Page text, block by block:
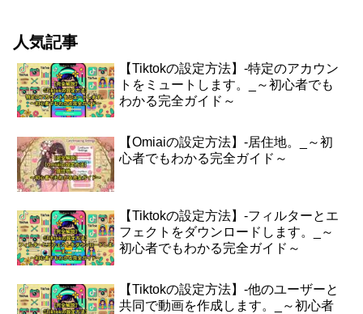
人気記事
【Tiktokの設定方法】-特定のアカウン
トをミュートします。_～初心者でも
わかる完全ガイド～
【Omiaiの設定方法】-居住地。_～初
心者でもわかる完全ガイド～
【Tiktokの設定方法】-フィルターとエ
フェクトをダウンロードします。_～
初心者でもわかる完全ガイド～
【Tiktokの設定方法】-他のユーザーと
共同で動画を作成します。_～初心者